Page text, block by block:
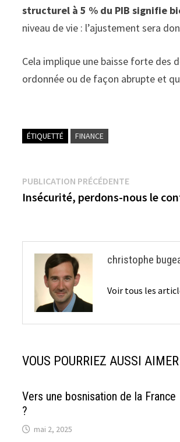
structurel à 5 % du PIB signifie
niveau de vie : l’ajustement sera
Cela implique une baisse forte des
ordonnée ou de façon abrupte et
ÉTIQUETTÉ FINANCE
Navigation
de
PUBLICATION PRÉCÉDENTEPublication
précédente
Insécurité, perdons-nous le
christophe
Voir tous les
VOUS POURRIEZ AUSSI AIMER
Vers une bosnisation de la France
?
mai 2, 2025